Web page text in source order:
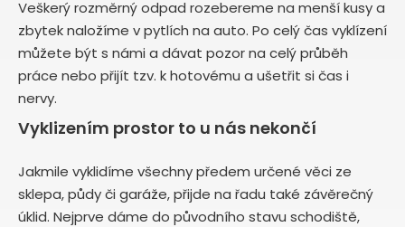
Veškerý rozměrný odpad rozebereme na menší kusy a
zbytek naložíme v pytlích na auto. Po celý čas vyklízení
můžete být s námi a dávat pozor na celý průběh
práce nebo přijít tzv. k hotovému a ušetřit si čas i
nervy.
Vyklizením prostor to u nás nekončí
Jakmile vyklidíme všechny předem určené věci ze
sklepa, půdy či garáže, přijde na řadu také závěrečný
úklid. Nejprve dáme do původního stavu schodiště,